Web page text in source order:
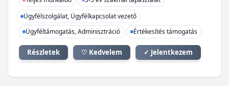
Ügyfélszolgálat, Ügyfélkapcsolat vezető
Ügyféltámogatás, Adminisztráció
Értékesítés támogatás
Részletek ♡ Kedvelem ✓ Jelentkezem